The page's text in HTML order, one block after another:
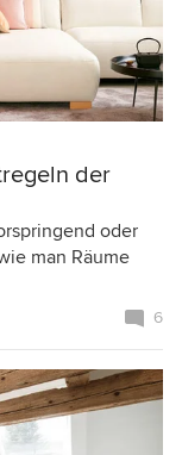
der
oder
man Räume
6